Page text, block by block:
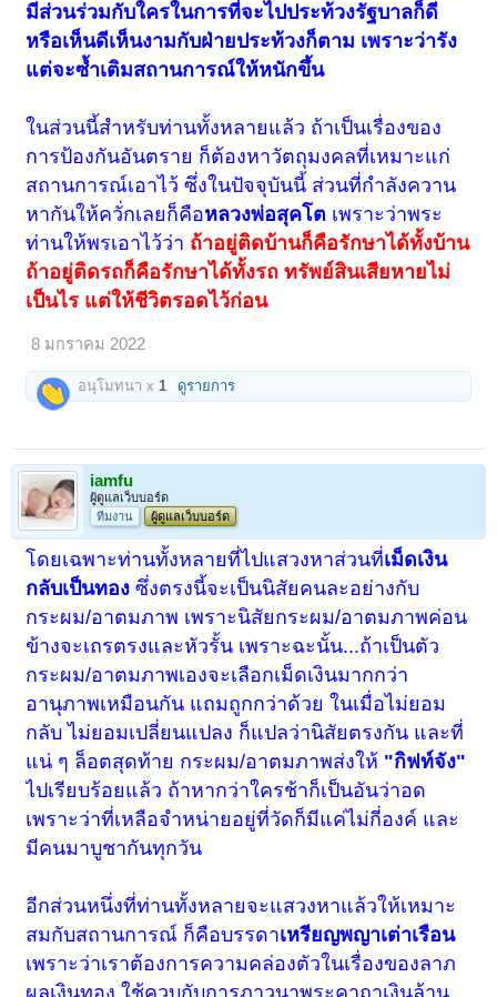
มีส่วนร่วมกับใครในการที่จะไปประท้วงรัฐบาลก็ดี
หรือเห็นดีเห็นงามกับฝ่ายประท้วงก็ตาม เพราะว่ารัง
แต่จะซ้ำเติมสถานการณ์ให้หนักขึ้น
ในส่วนนี้สำหรับท่านทั้งหลายแล้ว ถ้าเป็นเรื่องของ
การป้องกันอันตราย ก็ต้องหาวัตถุมงคลที่เหมาะแก่
สถานการณ์เอาไว้ ซึ่งในปัจจุบันนี้ ส่วนที่กำลังควาน
หากันให้ควั่กเลยก็คือหลวงพ่อสุคโต เพราะว่าพระ
ท่านให้พรเอาไว้ว่า ถ้าอยู่ติดบ้านก็คือรักษาได้ทั้งบ้าน
ถ้าอยู่ติดรถก็คือรักษาได้ทั้งรถ ทรัพย์สินเสียหายไม่
เป็นไร แต่ให้ชีวิตรอดไว้ก่อน
8 มกราคม 2022
อนุโมทนา x1 ดูรายการ
iamfu
ผู้ดูแลเว็บบอร์ด
ทีมงาน
ผู้ดูแลเว็บบอร์ด
โดยเฉพาะท่านทั้งหลายที่ไปแสวงหาส่วนที่เม็ดเงิน
กลับเป็นทอง ซึ่งตรงนี้จะเป็นนิสัยคนละอย่างกับ
กระผม/อาตมภาพ เพราะนิสัยกระผม/อาตมภาพค่อน
ข้างจะเถรตรงและหัวรั้น เพราะฉะนั้น...ถ้าเป็นตัว
กระผม/อาตมภาพเองจะเลือกเม็ดเงินมากกว่า
อานุภาพเหมือนกัน แถมถูกกว่าด้วย ในเมื่อไม่ยอม
กลับ ไม่ยอมเปลี่ยนแปลง ก็แปลว่านิสัยตรงกัน และที่
แน่ ๆ ล็อตสุดท้าย กระผม/อาตมภาพส่งให้ "กิฟท์จัง"
ไปเรียบร้อยแล้ว ถ้าหากว่าใครช้าก็เป็นอันว่าอด
เพราะว่าที่เหลือจำหน่ายอยู่ที่วัดก็มีแค่ไม่กี่องค์ และ
มีคนมาบูชากันทุกวัน
อีกส่วนหนึ่งที่ท่านทั้งหลายจะแสวงหาแล้วให้เหมาะ
สมกับสถานการณ์ ก็คือบรรดาเหรียญพญาเต่าเรือน
เพราะว่าเราต้องการความคล่องตัวในเรื่องของลาภ